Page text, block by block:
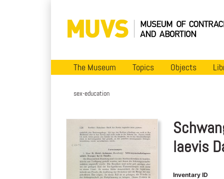
The Museum Topics Objects
sex-education
laevis
Inventary ID